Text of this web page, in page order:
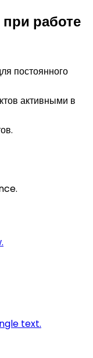
работе
постоянного
активными в
text.